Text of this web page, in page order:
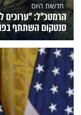
חדשות היום
הרמטכ״ל:
סנטקום השתתף